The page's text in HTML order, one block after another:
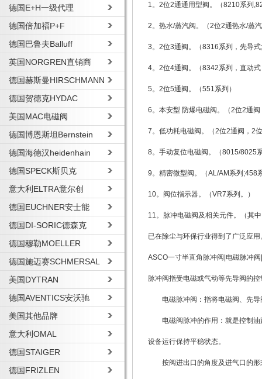
德国E+H一级代理
德国倍加福P+F
德国巴鲁夫Balluff
英国NORGREN直销商
德国赫斯曼HIRSCHMANN
德国贺德克HYDAC
美国MAC电磁阀
德国博恩斯坦Bernstein
德国海德汉heidenhain
德国SPECK斯贝克
意大利ELTRA意尔创
德国EUCHNER安士能
德国DI-SORIC德森克
德国穆勒MOELLER
德国施迈赛SCHMERSAL
美国DYTRAN
德国AVENTICS安沃驰
美国其他品牌
意大利OMAL
德国STAIGER
德国FRIZLEN
1。2位2通通用型阀。（8210系列
2。热水/蒸汽阀。（2位2通热水/
3。2位3通阀。（8316系列，先
4。2位4通阀。（8342系列，直
5。2位5通阀。（551系列）
6。本安型 防爆电磁阀。（2位2
7。低功耗电磁阀。（2位2通阀
8。手动复位电磁阀。（8015/
9。精密微型阀。（AL/AM系列;458
10。阀位指示器。（VR7系列。
11。脉冲电磁阀及相关元件。（其
已在除尘与环保行业得到了广泛应用
ASCO一寸半直角脉冲阀|电磁脉冲
脉冲阀指受电磁或气动等先导阀的
电磁脉冲阀：指将电磁阀、先导
电磁阀脉冲的作用：就是控制油
设备运行保持平稳状态。
按阀进出口的角度及进气口的形